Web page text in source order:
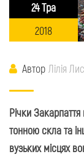
24 Тра
2018
Автор Лілія
Річки
тонною скла та
вузьких місцях